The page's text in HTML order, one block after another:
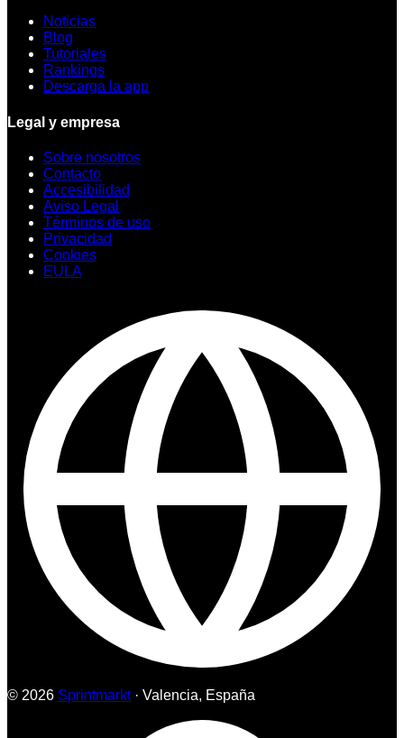
Noticias
Blog
Tutoriales
Rankings
Descarga la app
Legal y empresa
Sobre nosotros
Contacto
Accesibilidad
Aviso Legal
Términos de uso
Privacidad
Cookies
EULA
© 2026 Sprintmarkt· Valencia, España